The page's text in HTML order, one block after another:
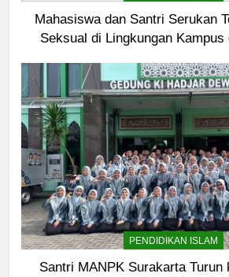
Mahasiswa dan Santri Serukan
Seksual di Lingkungan Kampus
PENDIDIKAN ISLAM
Santri MANPK Surakarta Turun